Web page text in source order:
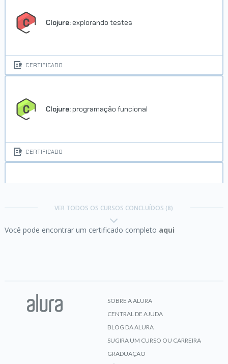
Clojure: explorando testes
CERTIFICADO
Clojure: programação funcional
CERTIFICADO
VER TODOS OS CURSOS CONCLUÍDOS (8)
Você pode encontrar um certificado completo aqui
SOBRE A ALURA
CENTRAL DE AJUDA
BLOG DA ALURA
SUGIRA UM CURSO OU CARREIRA
GRADUAÇÃO